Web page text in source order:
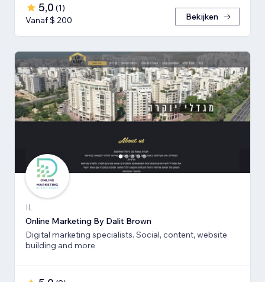
5,0 (1)
Vanaf $ 200
Bekijken
IL
Online Marketing By Dalit Brown
Digital marketing specialists. Social, content, website
building and more